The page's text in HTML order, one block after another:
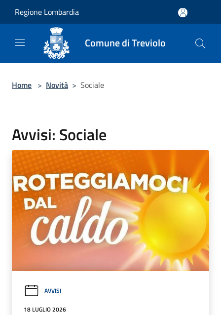
Regione Lombardia
Comune di Treviolo
Home > Novità > Sociale
Avvisi: Sociale
AVVISI
18 LUGLIO 2026